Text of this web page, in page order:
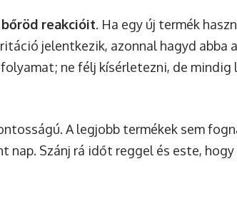
reakcióit. Ha egy új termék
jelentkezik, azonnal hagyd abba
ne félj kísérletezni, de mindig
A legjobb termékek sem
nap. Szánj rá időt reggel és este,